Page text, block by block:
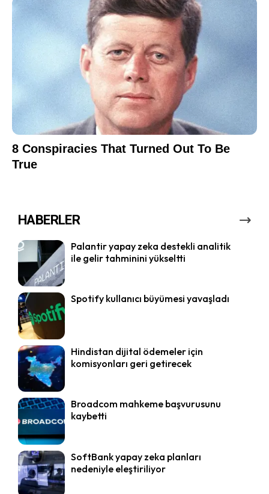
HABERLER
Palantir yapay zeka destekli analitik
ile gelir tahminini yükseltti
Spotify kullanıcı büyümesi yavaşladı
Hindistan dijital ödemeler için
komisyonları geri getirecek
Broadcom mahkeme başvurusunu
kaybetti
SoftBank yapay zeka planları
nedeniyle eleştiriliyor